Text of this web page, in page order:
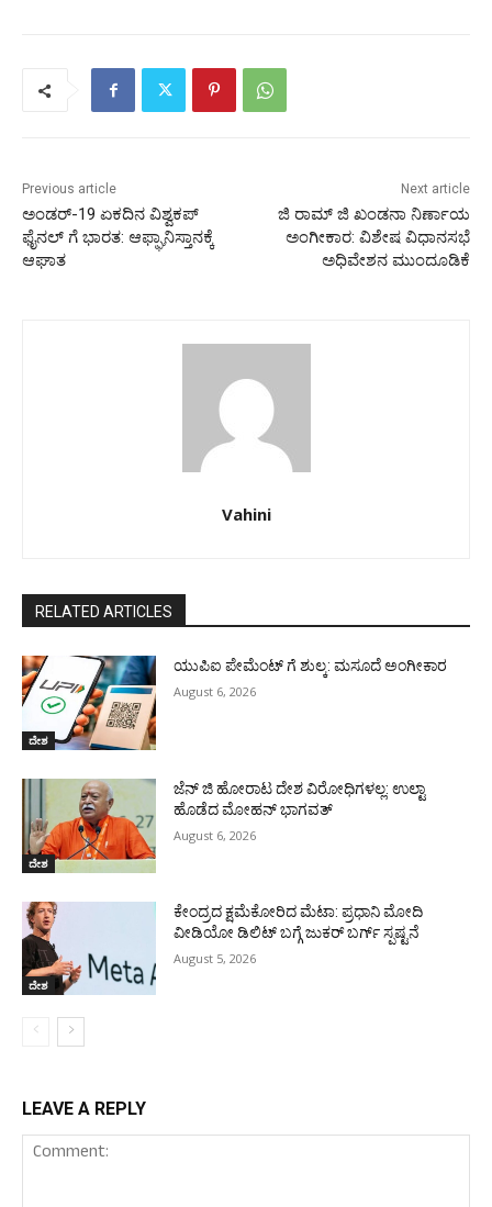
Previous article
ಅಂಡರ್-19 ಏಕದಿನ ವಿಶ್ವಕಪ್
ಫೈನಲ್ ಗೆ ಭಾರತ: ಆಫ್ಘಾನಿಸ್ತಾನಕ್ಕೆ
ಆಘಾತ
Next article
ಜಿ ರಾಮ್ ಜಿ ಖಂಡನಾ ನಿರ್ಣಾಯ
ಅಂಗೀಕಾರ: ವಿಶೇಷ ವಿಧಾನಸಭೆ
ಅಧಿವೇಶನ ಮುಂದೂಡಿಕೆ
Vahini
RELATED ARTICLES
ದೇಶ
ಯುಪಿಐ ಪೇಮೆಂಟ್ ಗೆ ಶುಲ್ಕ: ಮಸೂದೆ ಅಂಗೀಕಾರ
August 6, 2026
ದೇಶ
ಜೆನ್ ಜಿ ಹೋರಾಟ ದೇಶ ವಿರೋಧಿಗಳಲ್ಲ: ಉಲ್ಟಾ
ಹೊಡೆದ ಮೋಹನ್ ಭಾಗವತ್
August 6, 2026
ದೇಶ
ಕೇಂದ್ರದ ಕ್ಷಮೆಕೋರಿದ ಮೆಟಾ: ಪ್ರಧಾನಿ ಮೋದಿ
ವೀಡಿಯೋ ಡಿಲಿಟ್ ಬಗ್ಗೆ ಜುಕರ್ ಬರ್ಗ್ ಸ್ಪಷ್ಟನೆ
August 5, 2026
LEAVE A REPLY